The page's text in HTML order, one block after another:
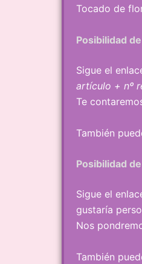
Tocado de
Posibilidad
Sigue el
artículo + nº
Te
También
Posibilidad
Sigue el
gustaría
Nos
También